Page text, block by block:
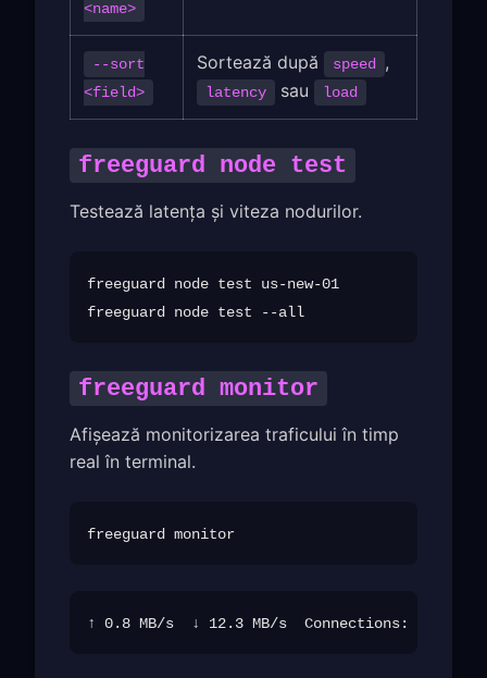
<name>
--sort
<field>
Sortează după speed ,
latency sau load
freeguard node test
Testează latența și viteza nodurilor.
freeguard node test us-new-01
freeguard monitor
Afișează monitorizarea traficului în timp
real în terminal.